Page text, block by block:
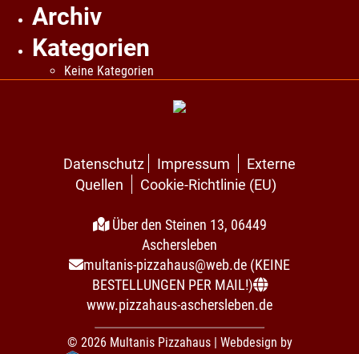
Archiv
Kategorien
Keine Kategorien
Datenschutz Impressum
Externe
Quellen
Cookie-Richtlinie (EU)
Über den Steinen 13, 06449
Aschersleben
multanis-pizzahaus@web.de (KEINE
BESTELLUNGEN PER MAIL!)
www.pizzahaus-aschersleben.de
© 2026 Multanis Pizzahaus | Webdesign by